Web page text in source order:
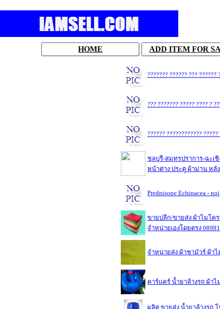
HOME ADD ITEM FOR
??????? ?????? ??? ??????
??? ??????? ????? ???? ?
?????? ????????????
ชลบุรี-สมุทรปราการ-ฉะเ
หน้าต่าง ประตู ผ้าม่าน หลั
Prednisone Echinacea -
ขายปลีก/ขายส่ง ผ้าไมโค
จำหน่ายเองโดยตรง
จำหน่ายส่ง ผ้าชามัวร์ ผ้าไ
คาร์แคร์ น้ำยาล้างรถ ผ้าไ
ผลิต ขายส่ง น้ำยาล้างรถ